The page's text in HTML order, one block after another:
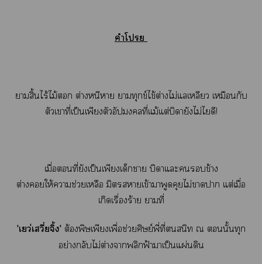
คำโ
าสิ้นไร้ไม้ ต่างหนีา าทุกข์ไข้ต่างไม่แลเหลียว เหมือนกับ
ตัวเาที่เป็นเพียงตัวอัปมงคลที่แม้แต่บิดายังไม่ไดี!
เมื่อที่ยังเป็นเพียงเด็กา บิดาแะข้าง
ต่างให้าช่วยเหลือ มิตราเข้าาพูดคุยไม่าา แต่เมื่อ
เกิดเรื่องร้าย าที่
'เว่เวี่ยจิ้ง' ต้องพิษเพียงเพื่อช่วยศิษย์พี่ที่สนิท ณ นั้นทุก
อย่างกลับไม่ต่างาพลิกฟ้าาเป็นแผ่นดิน